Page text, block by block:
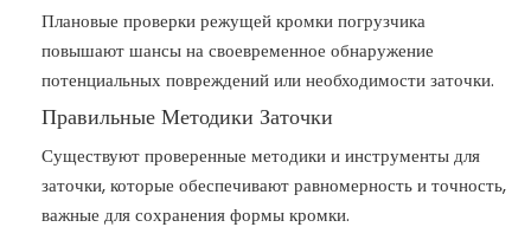
Плановые проверки режущей кромки погрузчика
повышают шансы на своевременное обнаружение
потенциальных повреждений или необходимости заточки.
Правильные Методики Заточки
Существуют проверенные методики и инструменты для
заточки, которые обеспечивают равномерность и точность,
важные для сохранения формы кромки.